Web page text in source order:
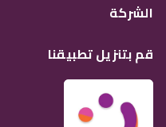
الشركة
قم بتنزيل تطبيقنا